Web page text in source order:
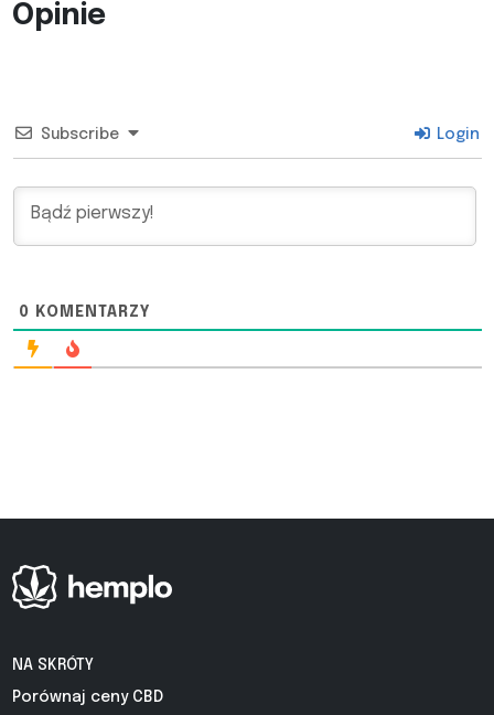
Opinie
Subscribe Login
0 KOMENTARZY
NA SKRÓTY
Porównaj ceny CBD